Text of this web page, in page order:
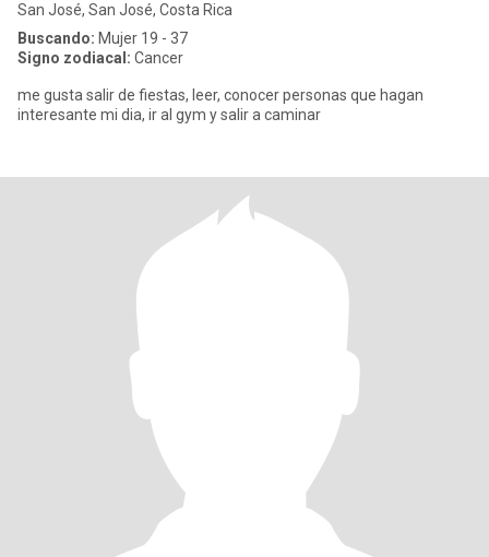
San José, San José, Costa Rica
Buscando: Mujer 19 - 37
Signo zodiacal: Cancer
me gusta salir de fiestas, leer, conocer personas que hagan
interesante mi dia, ir al gym y salir a caminar